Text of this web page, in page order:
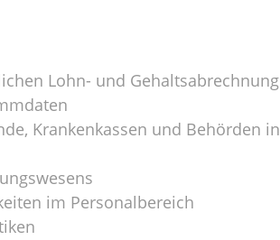
Lohn- und Gehaltsabrechnung
Krankenkassen und Behörden in
im Personalbereich